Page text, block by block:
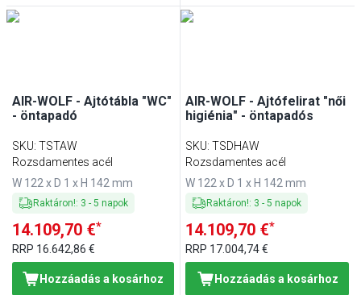
AIR-WOLF - Ajtótábla "WC"
- öntapadó
SKU: TSTAW
Rozsdamentes acél
W 122 x D 1 x H 142 mm
Raktáron!: 3 - 5 napok
14.109,70 €*
RRP 16.642,86 €
Hozzáadás a kosárhoz
AIR-WOLF - Ajtófelirat "női
higiénia" - öntapadós
SKU:TSDHAW
Rozsdamentes acél
W 122 x D 1 x H 142 mm
Raktáron!: 3 -5 napok
14.109,70 €*
RRP 17.004,74 €
Hozzáadás a kosárhoz